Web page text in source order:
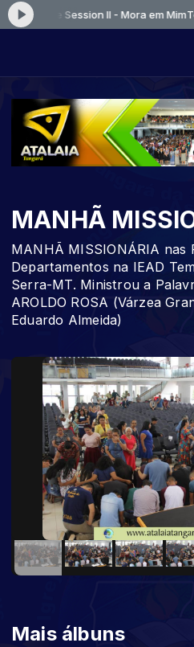
- Live Session II - Mora em Mim
MANHÃ
MANHÃ MISSIONÁRIA nas
Departamentos na IEAD
Serra-MT. Ministrou a
AROLDO ROSA (Várzea
Eduardo Almeida)
Mais álbuns